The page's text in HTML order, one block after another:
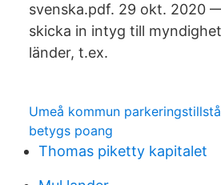
svenska.pdf. 29 okt. 2020
skicka in intyg till
länder, t.ex.
Umeå kommun
betygs poang
Thomas piketty kapitalet